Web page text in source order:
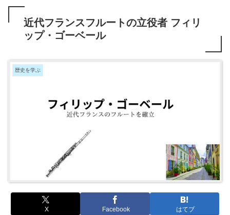
近代フランスフルートの立役者 フィリ
ップ・ゴーベール
歴史を学ぶ
X Facebook はてブ